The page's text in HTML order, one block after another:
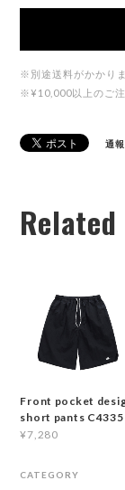
※別途送料がかかりま
※¥10,000以上のご注
通
Front pocket
short pants C4335
¥7,280
CATEGORY